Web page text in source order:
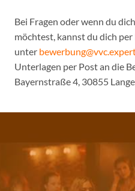
Bei Fragen oder wenn du
möchtest, kannst du dich
unter
Unterlagen per Post an die
Bayernstraße 4, 30855